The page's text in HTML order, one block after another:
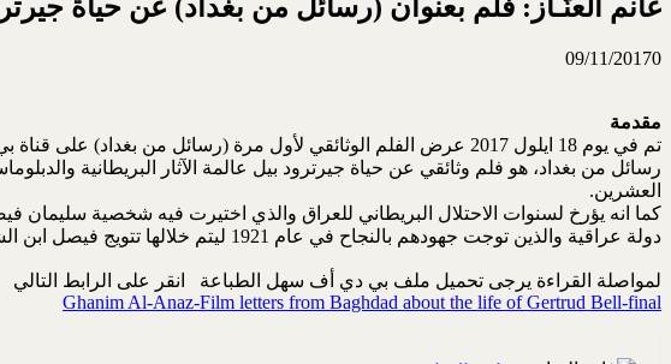
غانم العنّـاز: فلم بعنوان (رسائل من بغداد) عن حياة
09/11/20170
مقدمة
تم في يوم 18 ايلول 2017 عرض الفلم الوثائقي لأول مرة (رسائل من بغداد) على قناة بي بي سي 4 التلفزيونية.
رسائل من بغداد، هو فلم وثائقي عن حياة جيرترود بيل عالمة الآثار البريطانية
العشرين.
كما انه يؤرخ لسنوات الاحتلال البريطاني للعراق والذي اختيرت فيه شخصية سليمان
دولة عراقية والذين توجت جهودهم بالنجاح في عام 1921 ليتم خلالها تتويج فيصل ابن الشريف حسين ملكا على العراق
لمواصلة القراءة يرجى تحميل ملف بي دي أف سهل الطباعة انقر على الرابط التالي
Ghanim Al-Anaz-Film letters from Baghdad about the life of Gertrud Bell-final